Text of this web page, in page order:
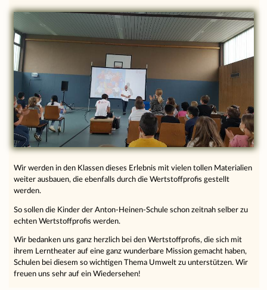
Wir werden in den Klassen dieses Erlebnis mit vielen tollen Materialien
weiter ausbauen, die ebenfalls durch die Wertstoffprofis gestellt
werden.
So sollen die Kinder der Anton-Heinen-Schule schon zeitnah selber zu
echten Wertstoffprofis werden.
Wir bedanken uns ganz herzlich bei den Wertstoffprofis, die sich mit
ihrem Lerntheater auf eine ganz wunderbare Mission gemacht haben,
Schulen bei diesem so wichtigen Thema Umwelt zu unterstützen. Wir
freuen uns sehr auf ein Wiedersehen!